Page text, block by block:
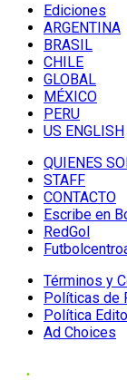
Ediciones
ARGENTINA
BRASIL
CHILE
GLOBAL
MÉXICO
PERU
US ENGLISH
QUIENES
STAFF
CONTACTO
Escribe en
RedGol
Términos y
Políticas de
Política
Ad Choices